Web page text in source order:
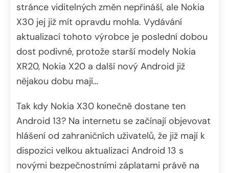
stránce viditelných změn nepřináší, ale Nokia
X30 jej již mít opravdu mohla. Vydávání
aktualizací tohoto výrobce je poslední dobou
dost podivné, protože starší modely Nokia
XR20, Nokia X20 a další nový Android již
nějakou dobu mají…
Tak kdy Nokia X30 konečně dostane ten
Android 13? Na internetu se začínají objevovat
hlášení od zahraničních uživatelů, že již mají k
dispozici velkou aktualizaci Android 13 s
novými bezpečnostními záplatami právě na